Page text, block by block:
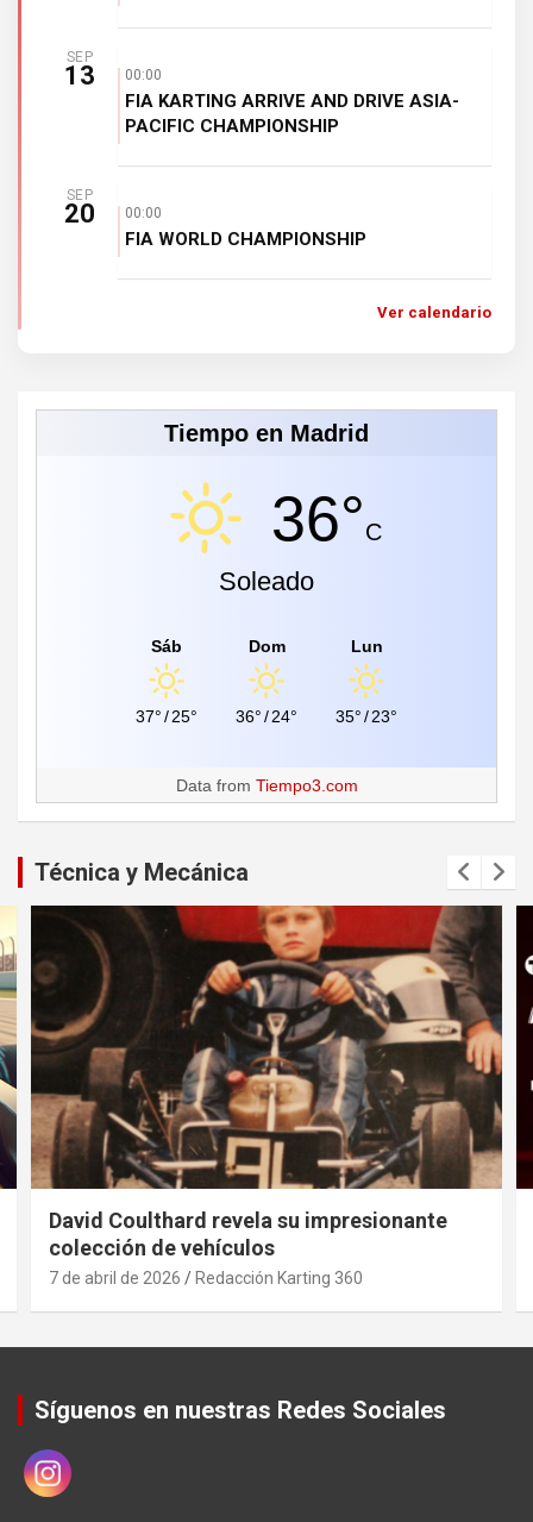
SEP
13 00:00
FIA KARTING ARRIVE AND DRIVE ASIA-
PACIFIC CHAMPIONSHIP
SEP
20 00:00
FIA WORLD CHAMPIONSHIP
Ver calendario
Tiempo en Madrid
36°C
Soleado
Sáb
37°/25°
Dom
36°/24°
Lun
35°/23°
Data from Tiempo3.com
Técnica y Mecánica
David Coulthard revela su impresionante
colección de vehículos
7 de abril de 2026 Redacción Karting 360
Síguenos en nuestras Redes Sociales